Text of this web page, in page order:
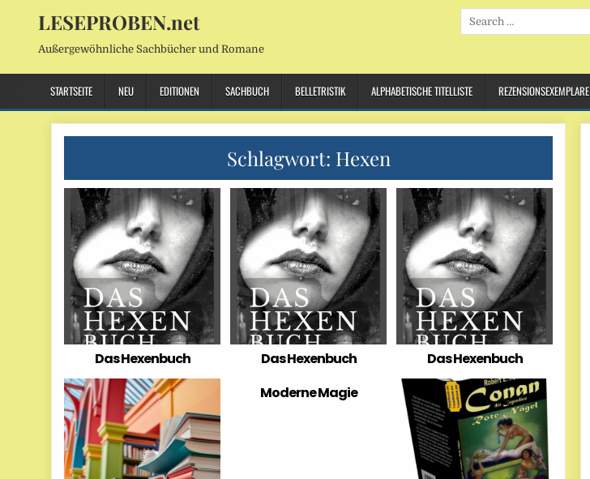
LESEPROBEN.net
Außergewöhnliche Sachbücher und Romane
Search
for:
STARTSEITE NEU EDITIONEN SACHBUCH BELLETRISTIK ALPHABETISCHE TITELLISTE REZENSIONSEXEMPLARE
Schlagwort: Hexen
Das Hexenbuch Das Hexenbuch Das Hexenbuch
Moderne Magie